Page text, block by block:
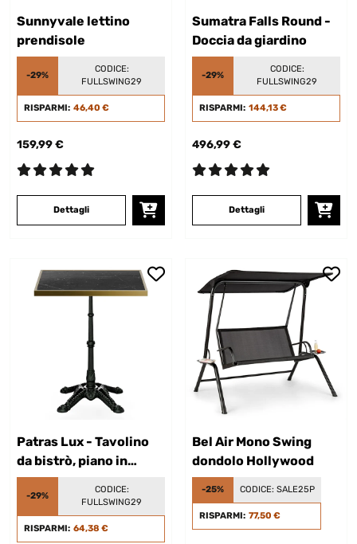
Sunnyvale lettino
prendisole
-29%
CODICE:
FULLSWING29
RISPARMI: 46,40 €
159,99 €
Dettagli
Sumatra Falls Round -
Doccia da giardino
-29%
CODICE:
FULLSWING29
RISPARMI: 144,13 €
496,99 €
Dettagli
Patras Lux - Tavolino
da bistrò, piano in
marmo, 60 x 60 cm
-29%
CODICE:
FULLSWING29
RISPARMI: 64,38 €
Bel Air Mono Swing
dondolo Hollywood
-25% CODICE: SALE25P
RISPARMI: 77,50 €